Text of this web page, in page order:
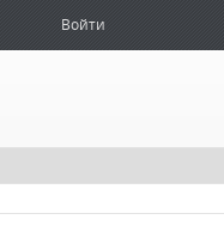
Войти